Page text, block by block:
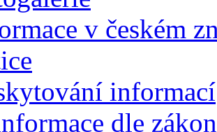
v českém
informací
dle